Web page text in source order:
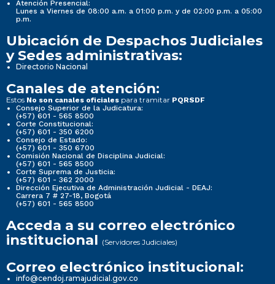
Atención Presencial:
Lunes a Viernes de 08:00 a.m. a 01:00 p.m. y de 02:00 p.m. a 05:00
p.m.
Ubicación de Despachos Judiciales
y Sedes administrativas:
Directorio Nacional
Canales de atención:
Estos No son canales oficiales para tramitar PQRSDF
Consejo Superior de la Judicatura:
(+57) 601 - 565 8500
Corte Constitucional:
(+57) 601 - 350 6200
Consejo de Estado:
(+57) 601 - 350 6700
Comisión Nacional de Disciplina Judicial:
(+57) 601 - 565 8500
Corte Suprema de Justicia:
(+57) 601 - 362 2000
Dirección Ejecutiva de Administración Judicial - DEAJ:
Carrera 7 # 27-18, Bogotá
(+57) 601 - 565 8500
Acceda a su correo electrónico
institucional (Servidores Judiciales)
Correo electrónico institucional:
info@cendoj.ramajudicial.gov.co